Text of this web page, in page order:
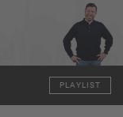
PLAYLIST